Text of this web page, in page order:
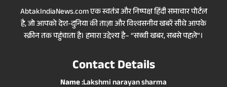
AbtakIndiaNews.com एक स्वतंत्र और निष्पक्ष हिंदी समाचार पोर्टल
है, जो आपको देश-दुनिया की ताज़ा और विश्वसनीय खबरें सीधे आपके
स्क्रीन तक पहुंचाता है। हमारा उद्देश्य है– “सच्ची खबर, सबसे पहले”।
Contact Details
Name:Lakshmi narayan sharma